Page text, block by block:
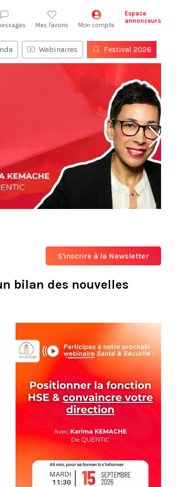
Mes favoris Mon compte
Espace
annonceurs
Webinaires Festival 2026
S'inscrire à la Newsletter
bilan des nouvelles